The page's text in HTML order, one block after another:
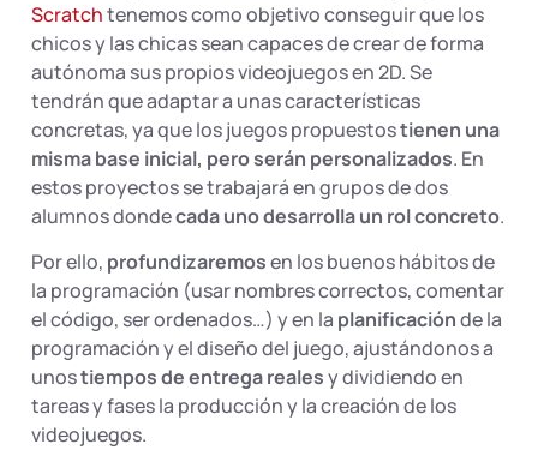
Scratchtenemos como objetivo conseguir que los
chicos y las chicas sean capaces de crear de forma
autónoma sus propios videojuegos en 2D. Se
tendrán que adaptar a unas características
concretas, ya que los juegos propuestostienen una
misma base inicial, pero serán personalizados. En
estos proyectos se trabajará en grupos de dos
alumnos dondecada uno desarrolla un rol concreto.
Por ello, profundizaremosen los buenos hábitos de
la programación (usar nombres correctos, comentar
el código, ser ordenados…) y en la planificaciónde la
programación y el diseño del juego, ajustándonos a
unostiempos de entrega realesy dividiendo en
tareas y fases la producción y la creación de los
videojuegos.